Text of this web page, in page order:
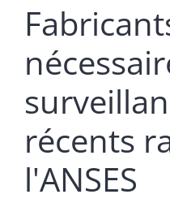
récents
l'ANSES